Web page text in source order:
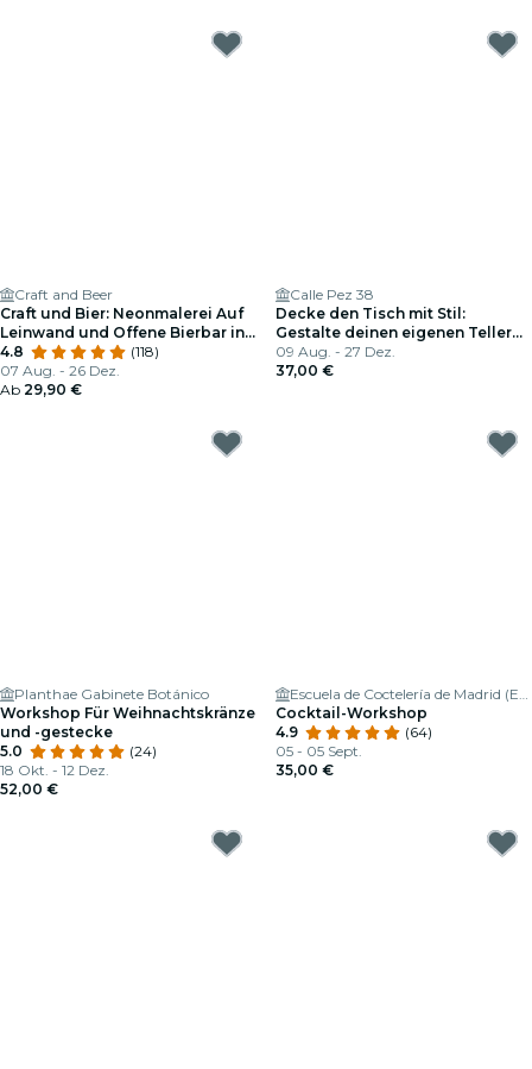
Craft and Beer
Craft und Bier: Neonmalerei Auf
Leinwand und Offene Bierbar in
Madrid
4.8
(118)
07 Aug. - 26 Dez.
Ab 29,90 €
Calle Pez 38
Decke den Tisch mit Stil:
Gestalte deinen eigenen Teller
mit unbegrenztem Bier in
Malasaña
09 Aug. - 27 Dez.
37,00 €
Planthae Gabinete Botánico
Workshop Für Weihnachtskränze
und -gestecke
5.0
(24)
18 Okt. - 12 Dez.
52,00 €
Escuela de Coctelería de Madrid (ESCOM)
Cocktail-Workshop
4.9
(64)
05 - 05 Sept.
35,00 €